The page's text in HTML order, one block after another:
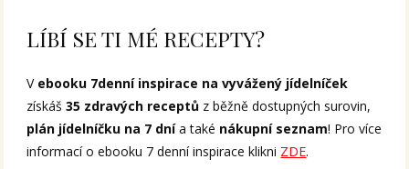
LÍBÍ SE TI MÉ RECEPTY?
V ebooku 7denní inspirace na vyvážený jídelníček
získáš35 zdravých receptů z běžně dostupných surovin,
plán jídelníčku na 7 dnía také nákupní seznam! Pro více
informací o ebooku 7 denní inspirace klikni ZDE.